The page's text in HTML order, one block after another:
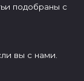
подобраны с
вы с нами.